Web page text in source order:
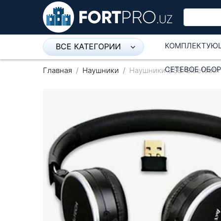
ВСЕ КАТЕГОРИИ
Микрофон
Пылесос
Спикерфон
Модемы ADSL, Wan/Lan
Роутеры, Wi-Fi
IP Телефония
СЕТЕВОЕ
Главная Наушники Наушники USB-